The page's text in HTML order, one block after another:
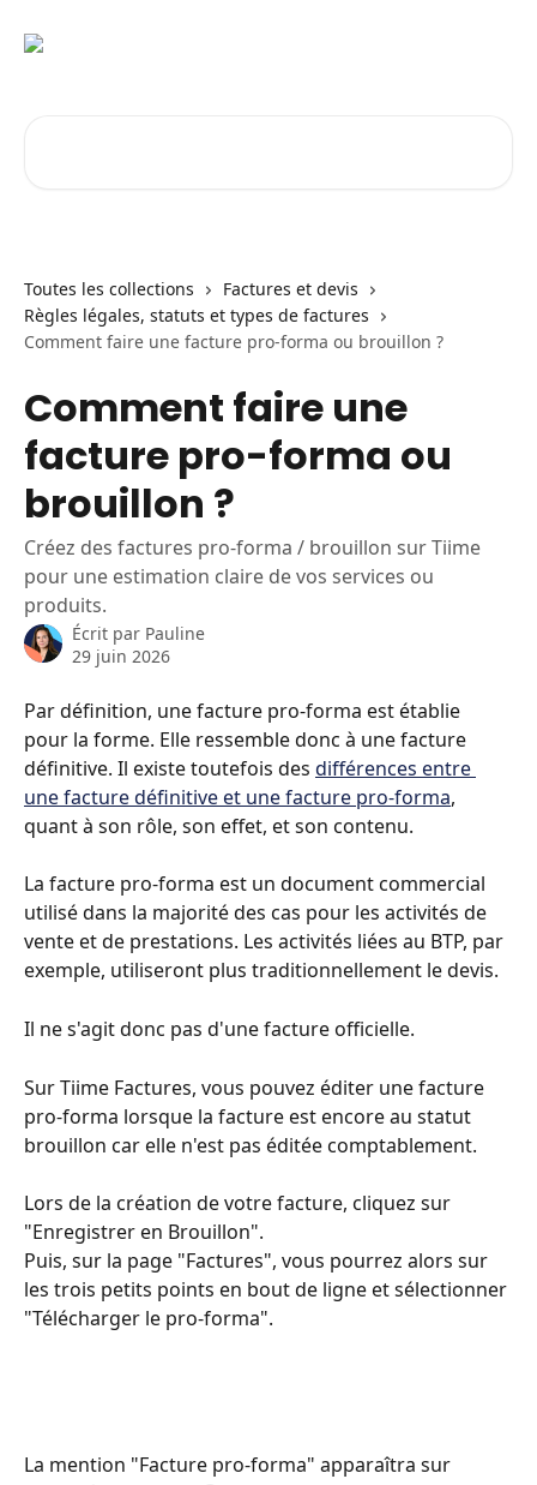
Toutes les collections
Factures et devis
Règles légales, statuts et types de factures
Comment faire une facture pro-forma ou brouillon ?
Comment faire une
facture pro-forma ou
brouillon ?
Créez des factures pro-forma / brouillon sur Tiime
pour une estimation claire de vos services ou
produits.
Écrit par Pauline
29 juin 2026
Par définition, une facture pro-forma est établie
pour la forme. Elle ressemble donc à une facture
définitive. Il existe toutefois des différences entre
une facture définitive et une facture pro-forma,
quant à son rôle, son effet, et son contenu.
La facture pro-forma est un document commercial
utilisé dans la majorité des cas pour les activités de
vente et de prestations. Les activités liées au BTP, par
exemple, utiliseront plus traditionnellement le devis.
Il ne s'agit donc pas d'une facture officielle.
Sur Tiime Factures, vous pouvez éditer une facture
pro-forma lorsque la facture est encore au statut
brouillon car elle n'est pas éditée comptablement.
Lors de la création de votre facture, cliquez sur
"Enregistrer en Brouillon".
Puis, sur la page "Factures", vous pourrez alors sur
les trois petits points en bout de ligne et sélectionner
"Télécharger le pro-forma".
La mention "Facture pro-forma" apparaîtra sur